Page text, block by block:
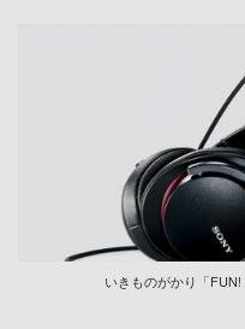
いきものがかり「